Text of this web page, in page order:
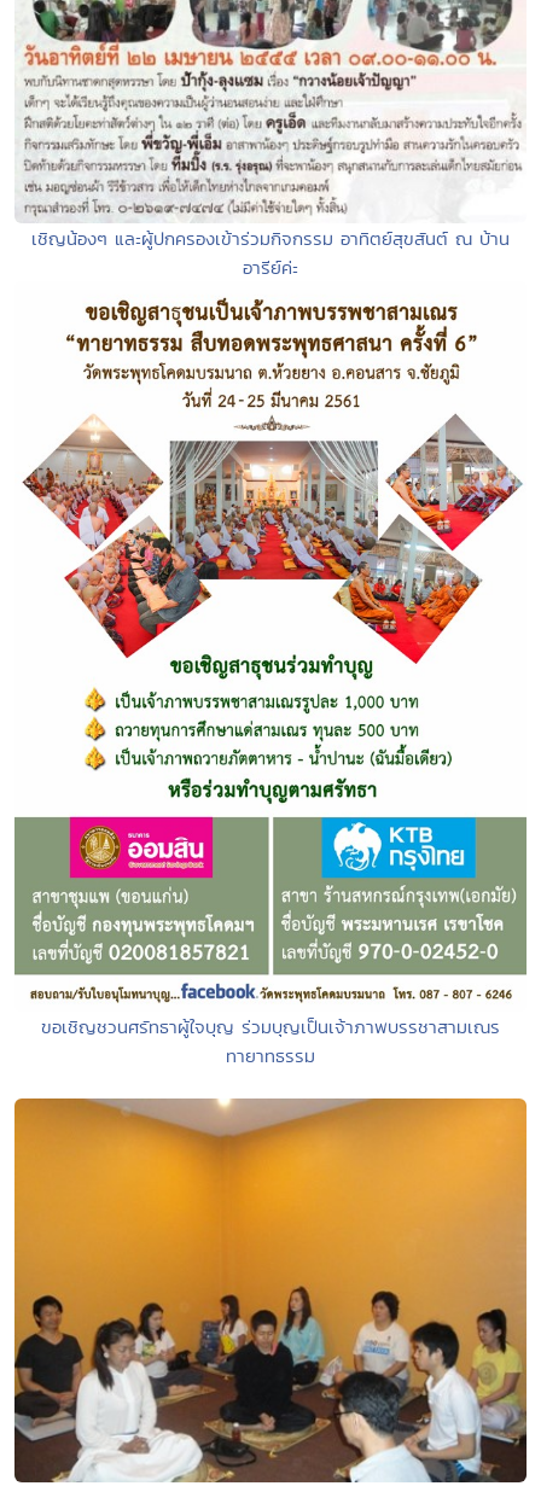
เชิญน้องๆ และผู้ปกครองเข้าร่วมกิจกรรม อาทิตย์สุขสันต์ ณ บ้าน
อารีย์ค่ะ
ขอเชิญชวนศรัทธาผู้ใจบุญ ร่วมบุญเป็นเจ้าภาพบรรชาสามเณร
ทายาทธรรม